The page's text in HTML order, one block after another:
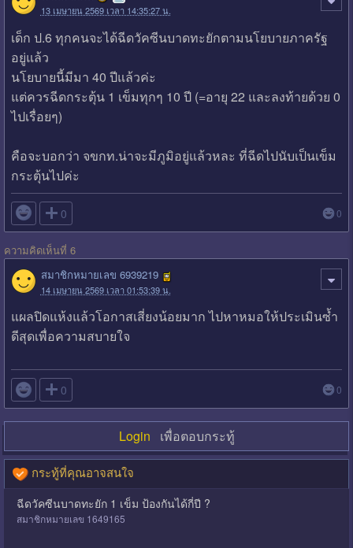
13 เมษายน 2569 เวลา 14:35:27 น.
เด็ก ป.6 ทุกคนจะได้ฉีดวัคซีนบาดทะยักตามนโยบายภาครัฐ
อยู่แล้ว
นโยบายนี้มีมา 40 ปีแล้วค่ะ
แต่ควรฉีดกระตุ้น 1 เข็มทุกๆ 10 ปี (=อายุ 22 และลงท้ายด้วย 0
ไปเรื่อยๆ)
คือจะบอกว่า จขกท.น่าจะมีภูมิอยู่แล้วหละ ที่ฉีดไปนับเป็นเข็ม
กระตุ้นไปค่ะ
 0 0
ความคิดเห็นที่ 6
สมาชิกหมายเลข 6939219
14 เมษายน 2569 เวลา 01:53:39 น.
แผลปิดแห้งแล้วโอกาสเสี่ยงน้อยมาก ไปหาหมอให้ประเมินซ้ำ
ดีสุดเพื่อความสบายใจ
 0 0
Login เพื่อตอบกระทู้
กระทู้ที่คุณอาจสนใจ
ฉีดวัคซีนบาดทะยัก 1 เข็ม ป้องกันได้กี่ปี ?
สมาชิกหมายเลข 1649165